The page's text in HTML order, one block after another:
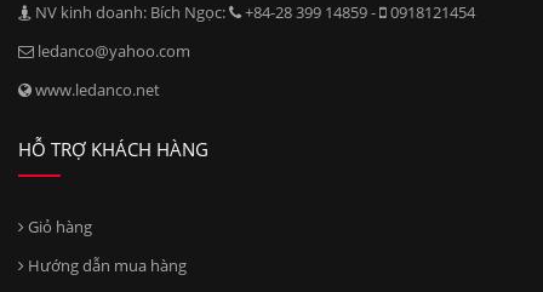
NV kinh doanh: Bích Ngọc:
+84-28 399 14859 -
0918121454
ledanco@yahoo.com
www.ledanco.net
HỖ TRỢ KHÁCH HÀNG
Giỏ hàng
Hướng dẫn mua hàng